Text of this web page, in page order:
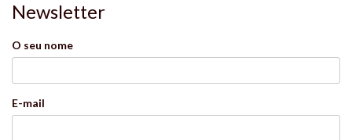
Newsletter
O seu nome
E-mail